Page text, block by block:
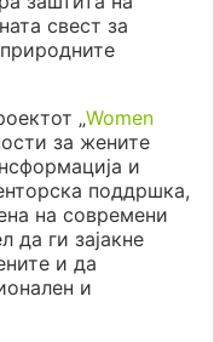
свест за
„Women
за жените
и
поддршка,
на современи
да ги зајакне
и да
и